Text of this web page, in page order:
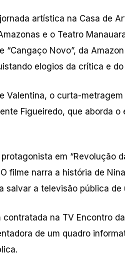
artística na Casa de
e o Teatro
Novo”, da
elogios da crítica e do
o curta-metragem
Figueiredo, que aborda o
em “Revolução
filme narra a história de
salvar a televisão pública de
na TV Encontro
de um quadro